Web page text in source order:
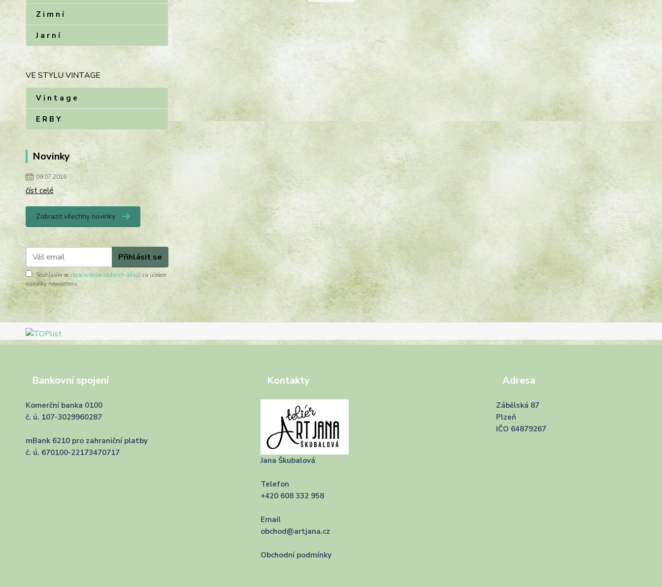
Z i m n í
J a r n í
VE STYLU VINTAGE
V i n t a g e
E R B Y
Novinky
09.07.2016
číst celé
Zobrazit všechny novinky
Přihlásit se
Souhlasím se zpracováním osobních údajů za účelem
rozesílky newsletteru.
Bankovní spojení
Komerční banka 0100
č. ú. 107-3029960287
mBank 6210 pro zahraniční platby
č. ú. 670100-22173470717
Kontakty
Jana Škubalová
Telefon
+420 608 332 958
Email
obchod@artjana.cz
Obchodní podmínky
Adresa
Zábělská 87
Plzeň
IČO 64879267